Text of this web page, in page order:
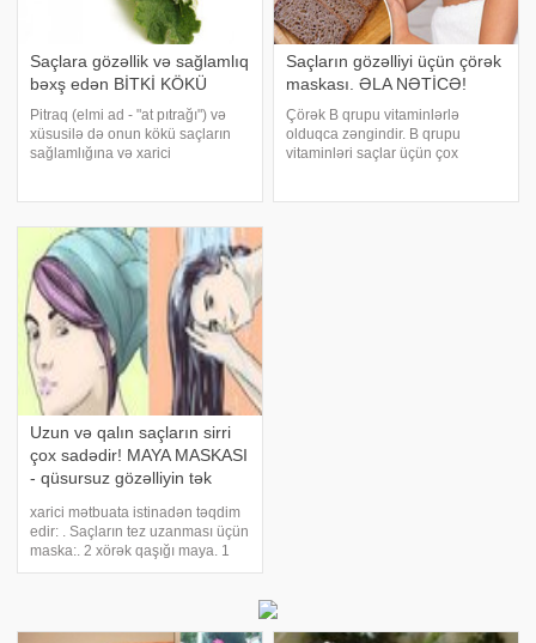
Saçlara gözəllik və sağlamlıq
bəxş edən BİTKİ KÖKÜ
Pitraq (elmi ad - "at pıtrağı") və
xüsusilə də onun kökü saçların
sağlamlığına və xarici
uzanmasını sürətləndirir,
tökülməsini azaldır
Saçların gözəlliyi üçün çörək
maskası. ƏLA NƏTİCƏ!
Çörək B qrupu vitaminlərlə
olduqca zəngindir. B qrupu
vitaminləri saçlar üçün çox
Uzun və qalın saçların sirri
çox sadədir! MAYA MASKASI
- qüsursuz gözəlliyin tək
xarici mətbuata istinadən təqdim
edir: . Saçların tez uzanması üçün
maska:. 2 xörək qaşığı maya. 1
desert qaşığı ilıq su. 2 xörək